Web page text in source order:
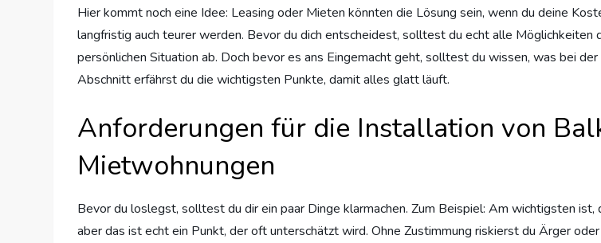
Hier kommt noch eine Idee: Leasing oder Mieten könnten die Lösung sein, wenn du deine
langfristig auch teurer werden. Bevor du dich entscheidest, solltest du echt alle Möglichkeiten
persönlichen Situation ab. Doch bevor es ans Eingemacht geht, solltest du wissen, was bei der
Abschnitt erfährst du die wichtigsten Punkte, damit alles glatt läuft.
Anforderungen für die Installation von
Mietwohnungen
Bevor du loslegst, solltest du dir ein paar Dinge klarmachen. Zum Beispiel: Am wichtigsten
aber das ist echt ein Punkt, der oft unterschätzt wird. Ohne Zustimmung riskierst du Ärger